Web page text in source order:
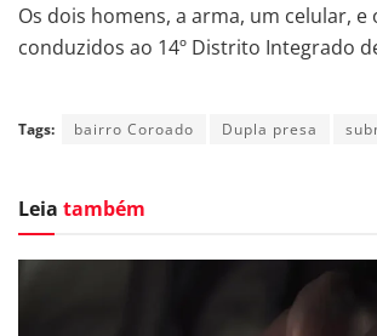
Os dois homens, a arma, um celular, e
conduzidos ao 14º Distrito Integrado
Tags: bairro Coroado Dupla presa
Leia também